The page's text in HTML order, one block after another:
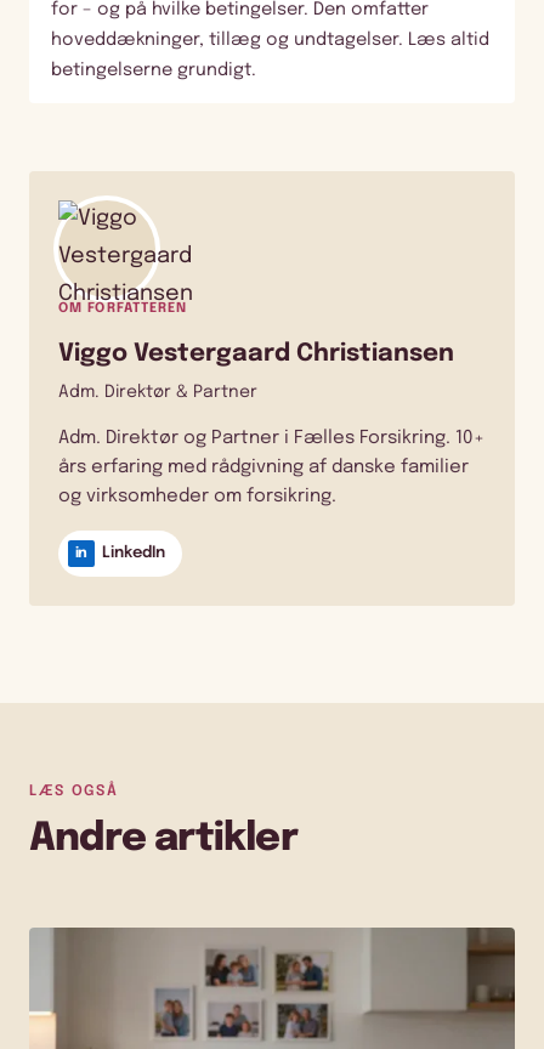
for – og på hvilke betingelser. Den omfatter
hoveddækninger, tillæg og undtagelser. Læs altid
betingelserne grundigt.
OM FORFATTEREN
Viggo Vestergaard Christiansen
Adm. Direktør & Partner
Adm. Direktør og Partner i Fælles Forsikring. 10+
års erfaring med rådgivning af danske familier
og virksomheder om forsikring.
in LinkedIn
LÆS OGSÅ
Andre artikler